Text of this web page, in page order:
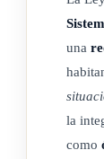
Regulación
El Sistema
una
la
como